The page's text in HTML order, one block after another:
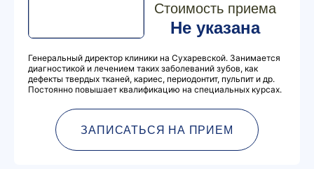
Стоимость приема
Не указана
Генеральный директор клиники на Сухаревской. Занимается
диагностикой и лечением таких заболеваний зубов, как
дефекты твердых тканей, кариес, периодонтит, пульпит и др.
Постоянно повышает квалификацию на специальных курсах.
ЗАПИСАТЬСЯ НА ПРИЕМ